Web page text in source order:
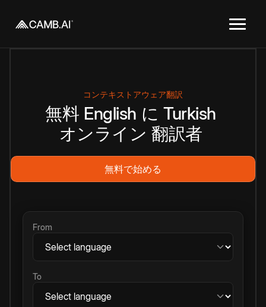
コンテキストアウェア翻訳
無料 English に Turkish
オンライン 翻訳者
無料で始める
From
To